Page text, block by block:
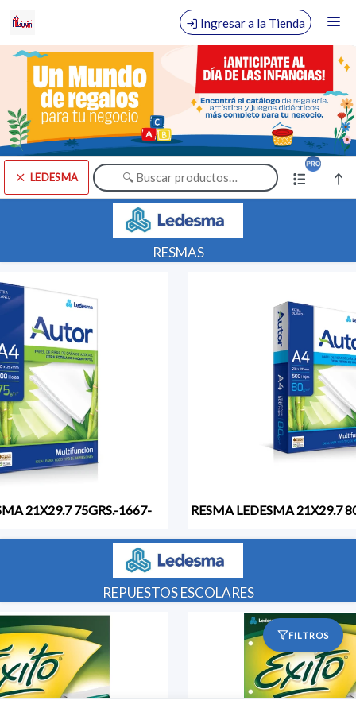
Comprá online productos de LEDESMA en COMERCIAL SUMA
Ingresar a la Tienda
CÓMO COMPRAR
QUIÉNES SOMOS
TIENDA MINORISTA
CONTACTO
LEDESMA
Comprá online productos de LEDESMA en COMERCIAL SUMA
FILTROS
RESMAS
21X29.7 75GRS.-1667-
REPUESTOS ESCOLARES